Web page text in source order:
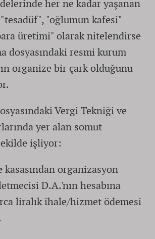
her ne kadar yaşanan
"oğlumun kafesi"
üretimi" olarak nitelendirse
dosyasındaki resmi kurum
organize bir çark olduğunu
Vergi Tekniği ve
yer alan somut
işliyor:
kasasından organizasyon
D.A.'nın hesabına
liralık ihale/hizmet ödemesi